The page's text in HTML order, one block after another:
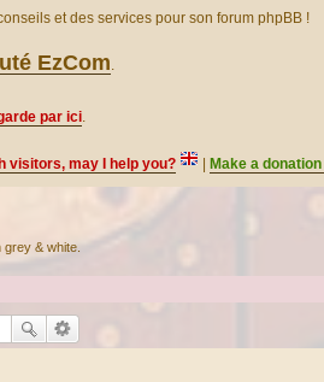
et des services pour son forum phpBB !
EzCom.
par ici.
visitors, may I help you? Make a donation
& white.